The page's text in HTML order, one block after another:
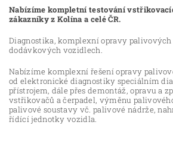
Nabízíme kompletní testování
zákazníky z Kolína a celé ČR.
Diagnostika, komplexní opravy palivových
dodávkových vozidlech.
Nabízíme komplexní řešení opravy
od elektronické diagnostiky speciálním
přístrojem, dále přes demontáž, opravu a
vstřikovačů a čerpadel, výměnu
palivové soustavy vč. palivové nádrže,
řídící jednotky vozidla.